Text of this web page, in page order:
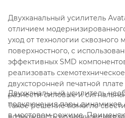
Двухканальный усилитель
отличием
уход от технологии сквозного
поверхностного, с
эффективных SMD
реализовать
двухсторонней печатной
разнести силовые и
Такое решение помогло
Двухканальный усилитель
подключения пары динамиков
в мостовом режиме.